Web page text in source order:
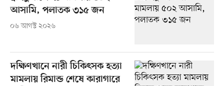
আসামি, পলাতক ৩১৫ জন
০৬ আগস্ট ২০২৬
দক্ষিণখানে নারী চিকিৎসক হত্যা
মামলায় রিমান্ড শেষে কারাগারে